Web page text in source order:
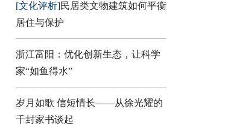
[文化评析]民居类文物建筑如何平衡
居住与保护
浙江富阳：优化创新生态，让科学
家“如鱼得水”
岁月如歌 信短情长——从徐光耀的
千封家书谈起